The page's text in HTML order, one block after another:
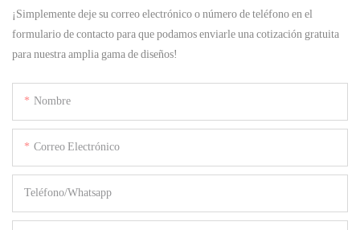
¡Simplemente deje su correo electrónico o número de teléfono en el
formulario de contacto para que podamos enviarle una cotización gratuita
para nuestra amplia gama de diseños!
Nombre
Correo Electrónico
Teléfono/whatsapp